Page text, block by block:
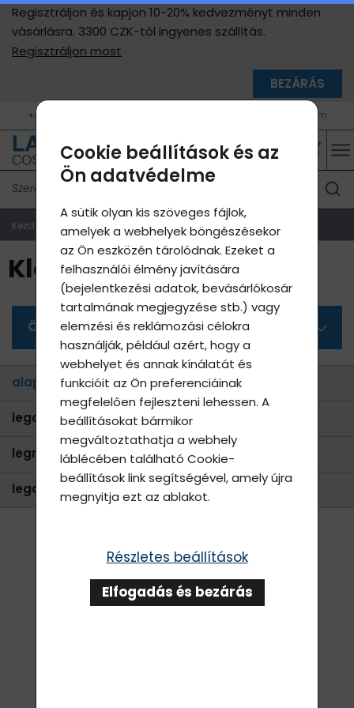
Regisztráljon és kapjon 10-20% kedvezményt minden
vásárlásra. 3300 CZK-tól ingyenes szállítás.
Regisztráljon most
BEZÁRÁS
+420 604 400 755 (9 - 17 h, H - P) info@lavycosmetics.com
Kezdőlap Termékek webáruház Klouby
Klouby
alapértelmezett
legolcsóbb
legnépszerűbb
legdrágább
Összes kategória
Cookie beállítások és az
Ön adatvédelme
A sütik olyan kis szöveges fájlok,
amelyek a webhelyek böngészésekor
az Ön eszközén tárolódnak. Ezeket a
felhasználói élmény javítására
(bejelentkezési adatok, bevásárlókosár
tartalmának megjegyzése stb.) vagy
elemzési és reklámozási célokra
használják, például azért, hogy a
webhelyet és annak kínálatát és
funkcióit az Ön preferenciáinak
megfelelően fejleszteni lehessen. A
beállításokat bármikor
megváltoztathatja a webhely
láblécében található Cookie-
beállításoklink segítségével, amely újra
megnyitja ezt az ablakot.
Részletes beállítások
Elfogadás és bezárás